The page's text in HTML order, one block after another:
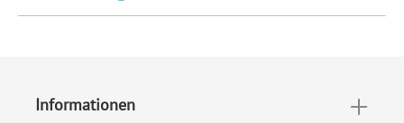
Informationen